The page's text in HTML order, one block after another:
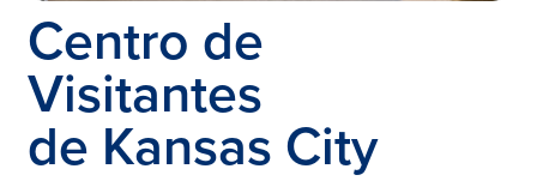
Centro de
Visitantes
de Kansas City